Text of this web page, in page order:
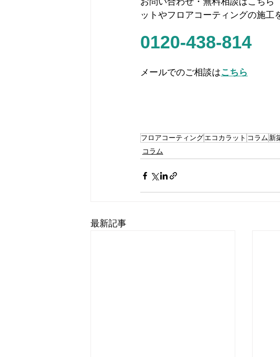
ットやフロアコーティングの施工
0120-438-814
メールでのご相談はこちら
フロアコーティングエコカラット コラム 新
コラム
最新記事